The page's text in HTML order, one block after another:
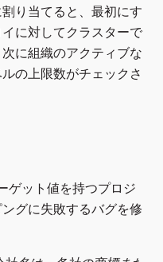
り当てると、最初にす
に対してクラスターで
に組織のアクティブな
の上限数がチェックさ
ゲット値を持つプロジ
グに失敗するバグを修